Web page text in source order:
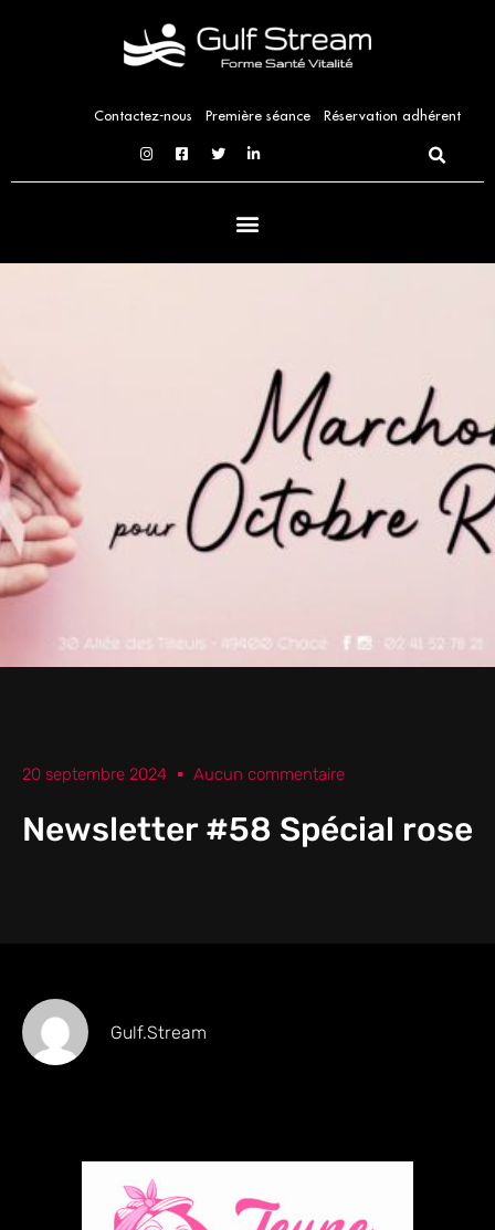
Contactez-nous Première séance Réservation adhérent
20 septembre 2024 Aucun commentaire
Newsletter #58 Spécial rose
Gulf.stream